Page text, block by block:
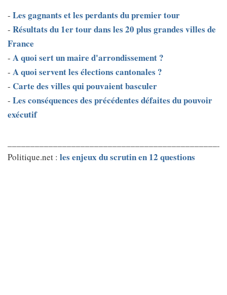
- Les gagnants et les perdants du premier tour
- Résultats du 1er tour dans les 20 plus grandes villes de
France
- A quoi sert un maire d'arrondissement ?
- A quoi servent les élections cantonales ?
- Carte des villes qui pouvaient basculer
- Les conséquences des précédentes défaites du pouvoir
exécutif
Politique.net : les enjeux du scrutin en 12 questions